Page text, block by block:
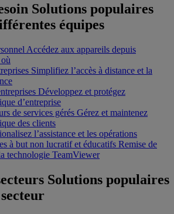
Solutions populaires
équipes
Accédez aux appareils depuis
Simplifiez l’accès à distance et la
Développez et protégez
d’entreprise
de services gérés Gérez et maintenez
des clients
l’assistance et les opérations
à but non lucratif et éducatifs Remise de
technologie TeamViewer
Solutions populaires